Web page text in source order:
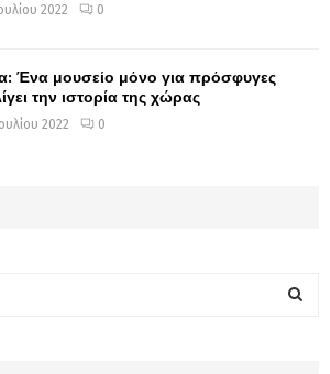
2022 0
Ένα μουσείο μόνο για πρόσφυγες
την ιστορία της χώρας
2022 0